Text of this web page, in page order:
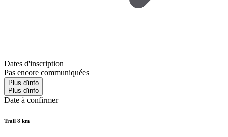
Dates d'inscription
Pas encore communiquées
Plus d'info
Plus d'info
Date à confirmer
Trail 8 km